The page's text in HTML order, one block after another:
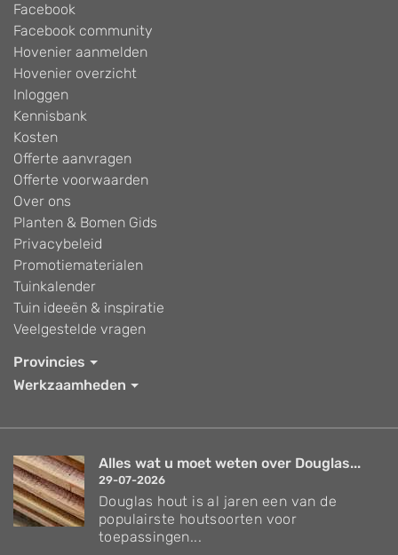
Facebook
Facebook community
Hovenier aanmelden
Hovenier overzicht
Inloggen
Kennisbank
Kosten
Offerte aanvragen
Offerte voorwaarden
Over ons
Planten & Bomen Gids
Privacybeleid
Promotiematerialen
Tuinkalender
Tuin ideeën & inspiratie
Veelgestelde vragen
Provincies
Werkzaamheden
Alles wat u moet weten over Douglas...
29-07-2026
Douglas hout is al jaren een van de
populairste houtsoorten voor
toepassingen...